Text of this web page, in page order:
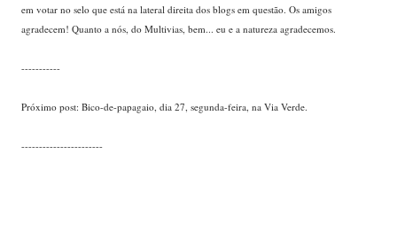
em votar no selo que está na lateral direita dos blogs em questão. Os amigos
agradecem! Quanto a nós, do Multivias, bem... eu e a natureza agradecemos.
-----------
Próximo post: Bico-de-papagaio, dia 27, segunda-feira, na Via Verde.
-----------------------